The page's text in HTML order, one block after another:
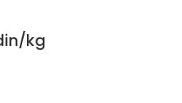
kg